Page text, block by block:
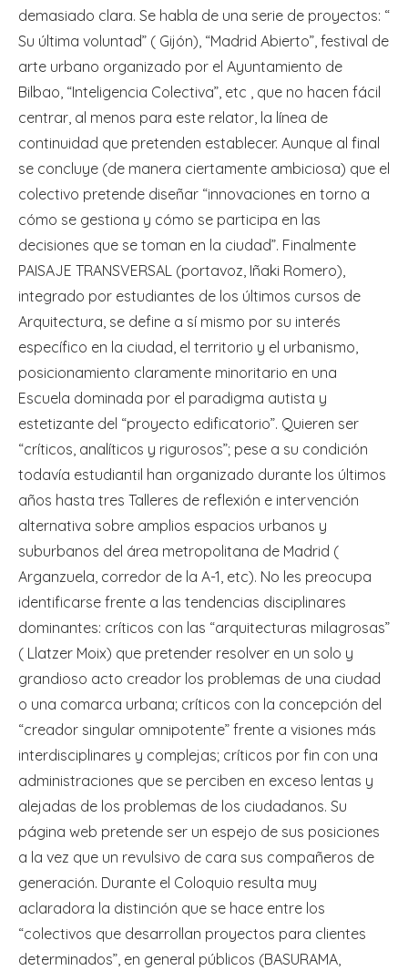
demasiado clara. Se habla de una serie de proyectos: “
Su última voluntad” ( Gijón), “Madrid Abierto”, festival de
arte urbano organizado por el Ayuntamiento de
Bilbao, “Inteligencia Colectiva”, etc , que no hacen fácil
centrar, al menos para este relator, la línea de
continuidad que pretenden establecer. Aunque al final
se concluye (de manera ciertamente ambiciosa) que el
colectivo pretende diseñar “innovaciones en torno a
cómo se gestiona y cómo se participa en las
decisiones que se toman en la ciudad”. Finalmente
PAISAJE TRANSVERSAL (portavoz, Iñaki Romero),
integrado por estudiantes de los últimos cursos de
Arquitectura, se define a sí mismo por su interés
específico en la ciudad, el territorio y el urbanismo,
posicionamiento claramente minoritario en una
Escuela dominada por el paradigma autista y
estetizante del “proyecto edificatorio”. Quieren ser
“críticos, analíticos y rigurosos”; pese a su condición
todavía estudiantil han organizado durante los últimos
años hasta tres Talleres de reflexión e intervención
alternativa sobre amplios espacios urbanos y
suburbanos del área metropolitana de Madrid (
Arganzuela, corredor de la A-1, etc). No les preocupa
identificarse frente a las tendencias disciplinares
dominantes: críticos con las “arquitecturas milagrosas”
( Llatzer Moix) que pretender resolver en un solo y
grandioso acto creador los problemas de una ciudad
o una comarca urbana; críticos con la concepción del
“creador singular omnipotente” frente a visiones más
interdisciplinares y complejas; críticos por fin con una
administraciones que se perciben en exceso lentas y
alejadas de los problemas de los ciudadanos. Su
página web pretende ser un espejo de sus posiciones
a la vez que un revulsivo de cara sus compañeros de
generación. Durante el Coloquio resulta muy
aclaradora la distinción que se hace entre los
“colectivos que desarrollan proyectos para clientes
determinados”, en general públicos (BASURAMA,